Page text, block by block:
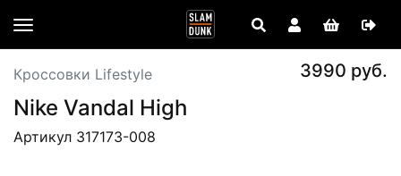
Кроссовки Lifestyle 3990 руб.
Nike Vandal High
Артикул 317173-008